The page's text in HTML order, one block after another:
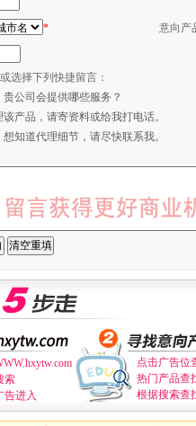
* 意向产
选择下列快捷留言：
公司会提供哪些服务？
产品，请寄资料或给我打电话。
知道代理细节，请尽快联系我。
索
告进入
点击广告位
热门产品查
根据搜索查